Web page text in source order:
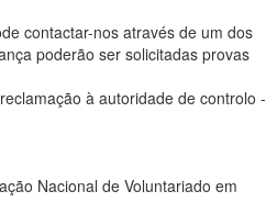
contactar-nos através de um dos
poderão ser solicitadas provas
à autoridade de controlo -
Nacional de Voluntariado em